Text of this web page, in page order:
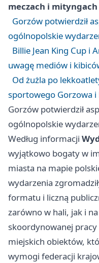
meczach i
Gorzów potwierdził
ogólnopolskie
Billie Jean King Cup i
uwagę mediów i
Od żużla po
sportowego Gorzowa
Gorzów potwierdził
ogólnopolskie
Według informacji
wyjątkowo bogaty w
miasta na mapie
wydarzenia
formatu i liczną
zarówno w hali, jak i
skoordynowanej
miejskich obiektów,
wymogi federacji